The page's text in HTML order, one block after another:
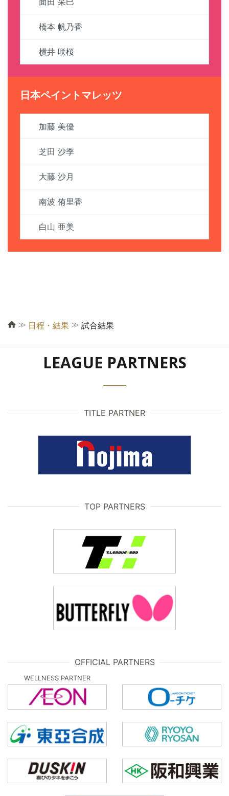
橋本 帆乃香
横井 咲桜
日本ペイントマレッツ
加藤 美優
芝田 沙季
大藤 沙月
南波 侑里香
白山 亜美
≫ 日程・結果 ≫ 試合結果
LEAGUE PARTNERS
TITLE PARTNER
TOP PARTNERS
OFFICIAL PARTNERS
WELLNESS PARTNER